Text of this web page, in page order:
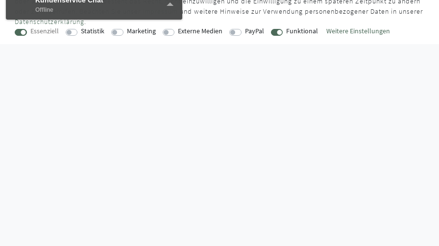
oder zu widerrufen. Beachten Sie unser
und weitere Hinweise zur Verwendung personenbezogener Daten in unserer
Daten­schutz­erklärung.
Essenziell
Statistik Marketing Externe Medien PayPal Funktional Weitere Einstellungen
Offline
Offline